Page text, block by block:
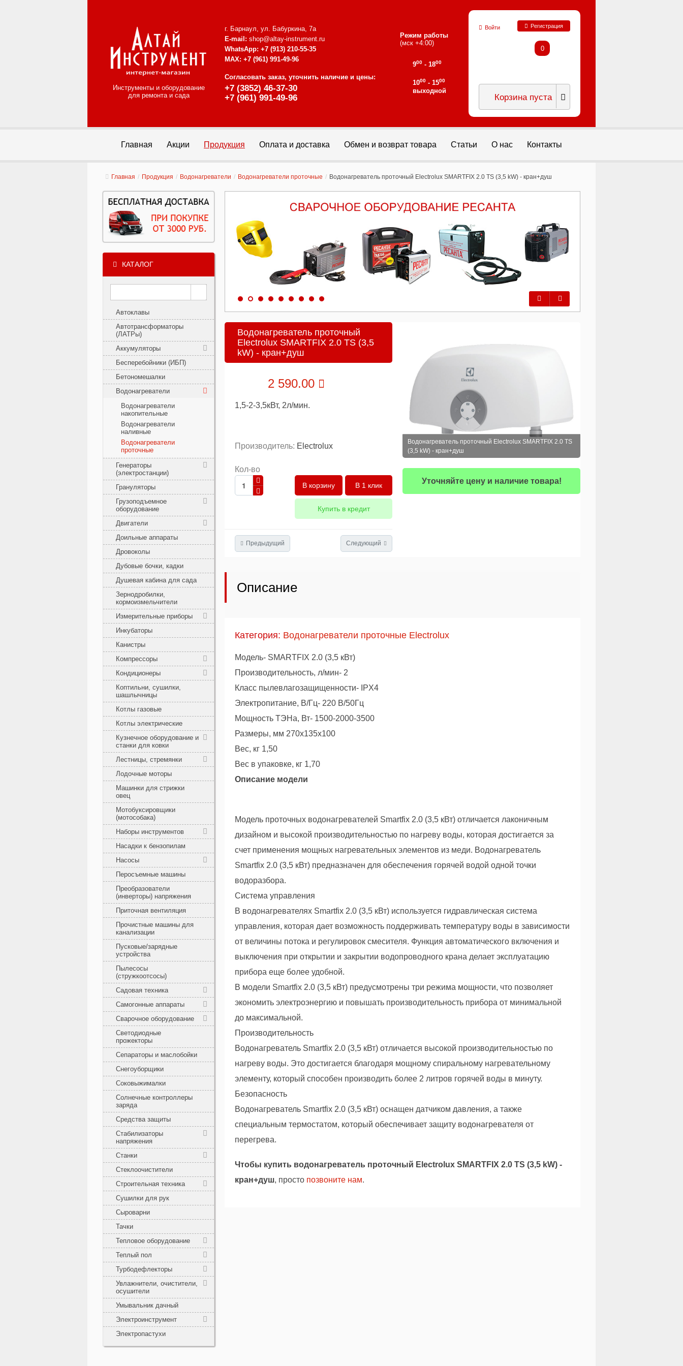
Инструменты и оборудование
для ремонта и сада
г. Барнаул, ул. Бабуркина, 7а
E-mail: shop@altay-instrument.ru
WhatsApp: +7 (913) 210-55-35
MAX: +7 (961) 991-49-96
Согласовать заказ, уточнить наличие и цены:
+7 (3852) 46-37-30
+7 (961) 991-49-96
Режим работы
(мск +4:00)
900 - 1800
1000 - 1500
выходной
Войти Регистрация
0
Корзина пуста
Главная Акции Продукция Оплата и доставка Обмен и возврат товара Статьи О нас Контакты
Главная / Продукция / Водонагреватели / Водонагреватели проточные / Водонагреватель проточный Electrolux SMARTFIX 2.0 TS (3,5 kW) - кран+душ
КАТАЛОГ
Автоклавы
Автотрансформаторы
(ЛАТРы)
Аккумуляторы
Бесперебойники (ИБП)
Бетономешалки
Водонагреватели
Водонагреватели
накопительные
Водонагреватели
наливные
Водонагреватели
проточные
Генераторы
(электростанции)
Грануляторы
Грузоподъемное
оборудование
Двигатели
Доильные аппараты
Дровоколы
Дубовые бочки, кадки
Душевая кабина для сада
Зернодробилки,
кормоизмельчители
Измерительные приборы
Инкубаторы
Канистры
Компрессоры
Кондиционеры
Коптильни, сушилки,
шашлычницы
Котлы газовые
Котлы электрические
Кузнечное оборудование и
станки для ковки
Лестницы, стремянки
Лодочные моторы
Машинки для стрижки
овец
Мотобуксировщики
(мотособака)
Наборы инструментов
Насадки к бензопилам
Насосы
Перосъемные машины
Преобразователи
(инверторы) напряжения
Приточная вентиляция
Прочистные машины для
канализации
Пусковые/зарядные
устройства
Пылесосы
(стружкоотсосы)
Садовая техника
Самогонные аппараты
Сварочное оборудование
Светодиодные
прожекторы
Сепараторы и маслобойки
Снегоуборщики
Соковыжималки
Солнечные контроллеры
заряда
Средства защиты
Стабилизаторы
напряжения
Станки
Стеклоочистители
Строительная техника
Сушилки для рук
Сыроварни
Тачки
Тепловое оборудование
Теплый пол
Турбодефлекторы
Увлажнители, очистители,
осушители
Умывальник дачный
Электроинструмент
Электропастухи
Предыдущий
Следующий
Водонагреватель проточный
Electrolux SMARTFIX 2.0 TS (3,5
kW) - кран+душ
2 590.00
1,5-2-3,5кВт, 2л/мин.
Производитель: Electrolux
Кол-во
В 1 клик
Купить в кредит
Предыдущий Следующий
Водонагреватель проточный Electrolux SMARTFIX 2.0 TS
(3,5 kW) - кран+душ
Уточняйте цену и наличие товара!
Описание
Категория: Водонагреватели проточные Electrolux
Модель- SMARTFIX 2.0 (3,5 кВт)
Производительность, л/мин- 2
Класс пылевлагозащищенности- IPX4
Электропитание, В/Гц- 220 В/50Гц
Мощность ТЭНа, Вт- 1500-2000-3500
Размеры, мм 270x135x100
Вес, кг 1,50
Вес в упаковке, кг 1,70
Описание модели
Модель проточных водонагревателей Smartfix 2.0 (3,5 кВт) отличается лаконичным
дизайном и высокой производительностью по нагреву воды, которая достигается за
счет применения мощных нагревательных элементов из меди. Водонагреватель
Smartfix 2.0 (3,5 кВт) предназначен для обеспечения горячей водой одной точки
водоразбора.
Система управления
В водонагревателях Smartfix 2.0 (3,5 кВт) используется гидравлическая система
управления, которая дает возможность поддерживать температуру воды в зависимости
от величины потока и регулировок смесителя. Функция автоматического включения и
выключения при открытии и закрытии водопроводного крана делает эксплуатацию
прибора еще более удобной.
В модели Smartfix 2.0 (3,5 кВт) предусмотрены три режима мощности, что позволяет
экономить электроэнергию и повышать производительность прибора от минимальной
до максимальной.
Производительность
Водонагреватель Smartfix 2.0 (3,5 кВт) отличается высокой производительностью по
нагреву воды. Это достигается благодаря мощному спиральному нагревательному
элементу, который способен производить более 2 литров горячей воды в минуту.
Безопасность
Водонагреватель Smartfix 2.0 (3,5 кВт) оснащен датчиком давления, а также
специальным термостатом, который обеспечивает защиту водонагревателя от
перегрева.
Чтобы купить водонагреватель проточный Electrolux SMARTFIX 2.0 TS (3,5 kW) -
кран+душ, просто позвоните нам.